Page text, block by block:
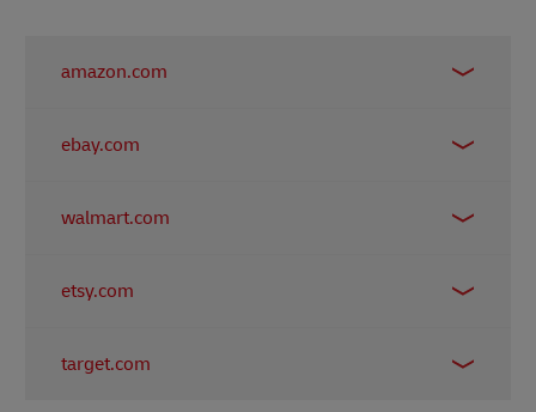
amazon.com
ebay.com
walmart.com
etsy.com
target.com